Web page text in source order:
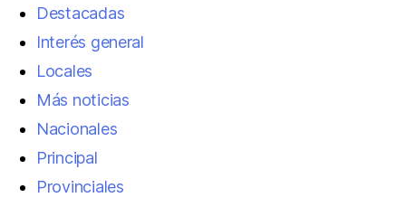
Destacadas
Interés general
Locales
Más noticias
Nacionales
Principal
Provinciales